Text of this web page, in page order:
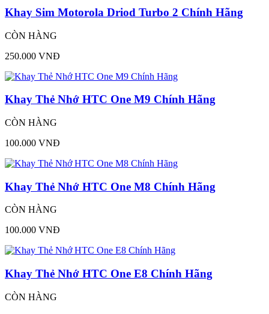
Khay Sim Motorola Driod Turbo 2 Chính Hãng
CÒN HÀNG
250.000 VNĐ
Khay Thẻ Nhớ HTC One M9 Chính Hãng
CÒN HÀNG
100.000 VNĐ
Khay Thẻ Nhớ HTC One M8 Chính Hãng
CÒN HÀNG
100.000 VNĐ
Khay Thẻ Nhớ HTC One E8 Chính Hãng
CÒN HÀNG